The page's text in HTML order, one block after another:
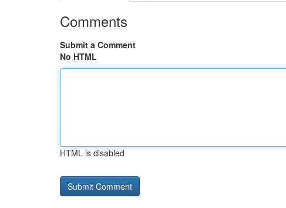
Comments
Submit a Comment
No HTML
HTML is disabled